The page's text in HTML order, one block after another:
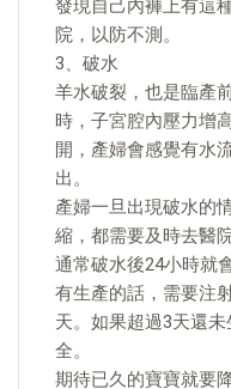
發現自己內褲上有這
院，以防不測。
3、破水
羊水破裂，也是臨產
時，子宮腔內壓力增
開，產婦會感覺有水
出。
產婦一旦出現破水的
縮，都需要及時去醫院
通常破水後24小時就
有生產的話，需要注
天。如果超過3天還
全。
期待已久的寶寶就要